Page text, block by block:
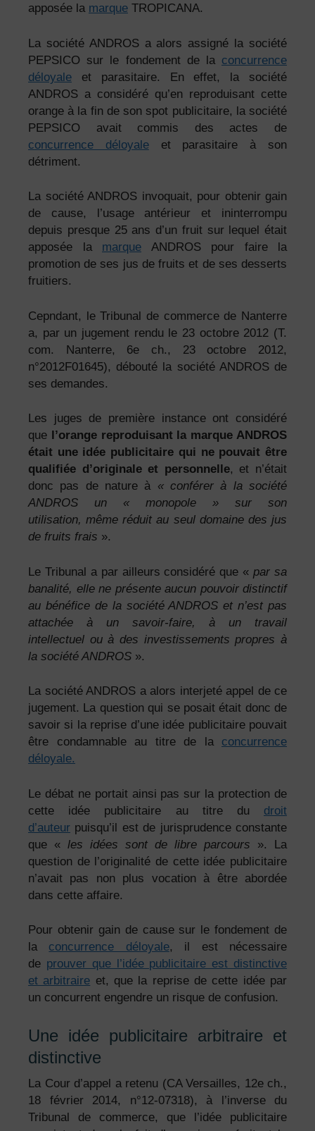
apposée la marque TROPICANA.
La société ANDROS a alors assigné la société
PEPSICO sur le fondement de la concurrence
déloyale et parasitaire. En effet, la société
ANDROS a considéré qu’en reproduisant cette
orange à la fin de son spot publicitaire, la société
PEPSICO avait commis des actes de
concurrence déloyaleet parasitaire à son
détriment.
La société ANDROS invoquait, pour obtenir gain
de cause, l’usage antérieur et ininterrompu
depuis presque 25 ans d’un fruit sur lequel était
apposée la marque ANDROS pour faire la
promotion de ses jus de fruits et de ses desserts
fruitiers.
Cepndant, le Tribunal de commerce de Nanterre
a, par un jugement rendu le 23 octobre 2012 (T.
com. Nanterre, 6e ch., 23 octobre 2012,
n°2012F01645), débouté la société ANDROS de
ses demandes.
Les juges de première instance ont considéré
que
l’orange reproduisant la marque ANDROS
était une idée publicitaire qui ne pouvait être
qualifiée d’originale et personnelle, et n’était
donc pas de nature à « conférer à la société
ANDROS un « monopole »
sur son
utilisation, même réduit au seul domaine des jus
de fruits frais ».
Le Tribunal a par ailleurs considéré que «par sa
banalité, elle ne présente aucun pouvoir distinctif
au bénéfice de la société ANDROS et n’est pas
attachée à un savoir-faire, à un travail
intellectuel ou à des investissements propres à
la société ANDROS ».
La société ANDROS a alors interjeté appel de ce
jugement. La question qui se posait était donc de
savoir si la reprise d’une idée publicitaire pouvait
être condamnable au titre de la concurrence
déloyale.
Le débat ne portait ainsi pas sur la protection de
cette idée publicitaire au titre du droit
d’auteur puisqu’il est de jurisprudence constante
que « les idées sont de libre parcours ». La
question de l’originalité de cette idée publicitaire
n’avait pas non plus vocation à être abordée
dans cette affaire.
Pour obtenir gain de cause sur le fondement de
la concurrence déloyale, il est nécessaire
de prouver que l’idée publicitaire est distinctive
et arbitraire et, que la reprise de cette idée par
un concurrent engendre un risque de confusion.
Une idée publicitaire arbitraire et
distinctive
La Cour d’appel a retenu (CA Versailles, 12e ch.,
18 février 2014, n°12-07318), à l’inverse du
Tribunal de commerce, que l’idée publicitaire